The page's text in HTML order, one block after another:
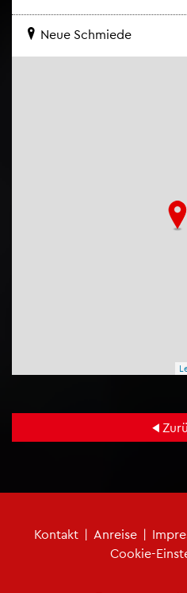
Neue Schmie­de
Kon­takt | An­rei­se |
Coo­kie-